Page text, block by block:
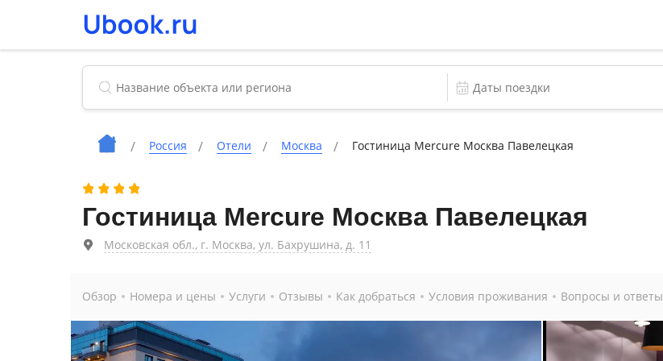
Россия Отели Москва Гостиница Mercure Москва Павелецкая
Гостиница Mercure Москва Павелецкая
Московская обл., г. Москва, ул. Бахрушина, д. 11
Обзор Номера и цены Услуги Отзывы Как добраться Условия проживания Вопросы и ответы